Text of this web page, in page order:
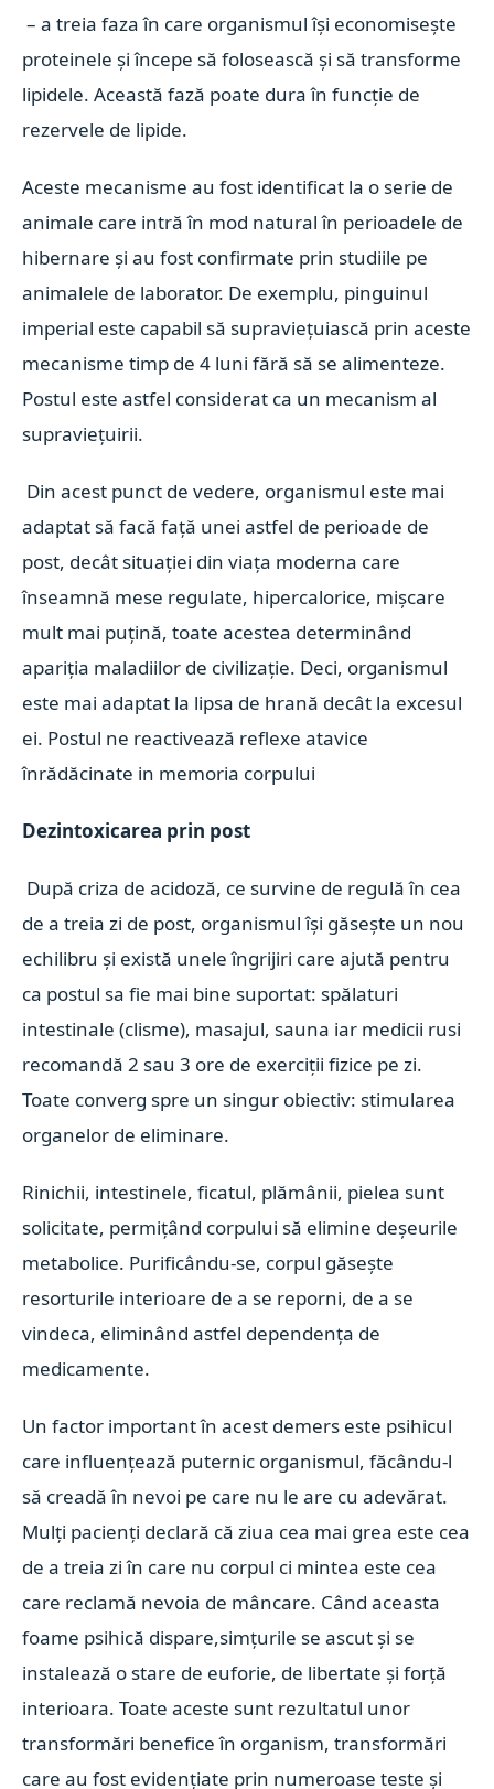
– a treia faza în care organismul își economisește
proteinele și începe să folosească și să transforme
lipidele. Această fază poate dura în funcție de
rezervele de lipide.
Aceste mecanisme au fost identificat la o serie de
animale care intră în mod natural în perioadele de
hibernare și au fost confirmate prin studiile pe
animalele de laborator. De exemplu, pinguinul
imperial este capabil să supraviețuiască prin aceste
mecanisme timp de 4 luni fără să se alimenteze.
Postul este astfel considerat ca un mecanism al
supraviețuirii.
Din acest punct de vedere, organismul este mai
adaptat să facă față unei astfel de perioade de
post, decât situației din viața moderna care
înseamnă mese regulate, hipercalorice, mișcare
mult mai puțină, toate acestea determinând
apariția maladiilor de civilizație. Deci, organismul
este mai adaptat la lipsa de hrană decât la excesul
ei. Postul ne reactivează reflexe atavice
înrădăcinate in memoria corpului
Dezintoxicarea prin post
După criza de acidoză, ce survine de regulă în cea
de a treia zi de post, organismul își găsește un nou
echilibru și există unele îngrijiri care ajută pentru
ca postul sa fie mai bine suportat: spălaturi
intestinale (clisme), masajul, sauna iar medicii rusi
recomandă 2 sau 3 ore de exerciții fizice pe zi.
Toate converg spre un singur obiectiv: stimularea
organelor de eliminare.
Rinichii, intestinele, ficatul, plămânii, pielea sunt
solicitate, permițând corpului să elimine deșeurile
metabolice. Purificându-se, corpul găsește
resorturile interioare de a se reporni, de a se
vindeca, eliminând astfel dependența de
medicamente.
Un factor important în acest demers este psihicul
care influențează puternic organismul, făcându-l
să creadă în nevoi pe care nu le are cu adevărat.
Mulți pacienți declară că ziua cea mai grea este cea
de a treia zi în care nu corpul ci mintea este cea
care reclamă nevoia de mâncare. Când aceasta
foame psihică dispare,simțurile se ascut și se
instalează o stare de euforie, de libertate și forță
interioara. Toate aceste sunt rezultatul unor
transformări benefice în organism, transformări
care au fost evidențiate prin numeroase teste și